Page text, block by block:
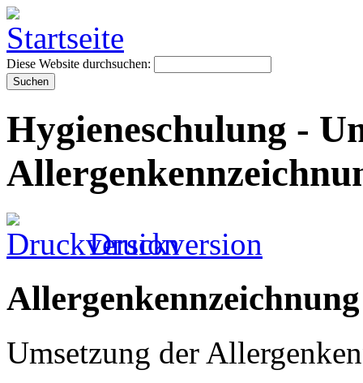
Diese Website durchsuchen:
Hygieneschulung -
Druckversion
Umsetzung der